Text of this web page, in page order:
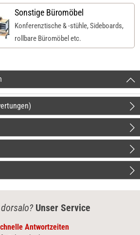
Sonstige Büromöbel
Konferenztische & -stühle, Sideboards,
rollbare Büromöbel etc.
Unser Service
Antwortzeiten